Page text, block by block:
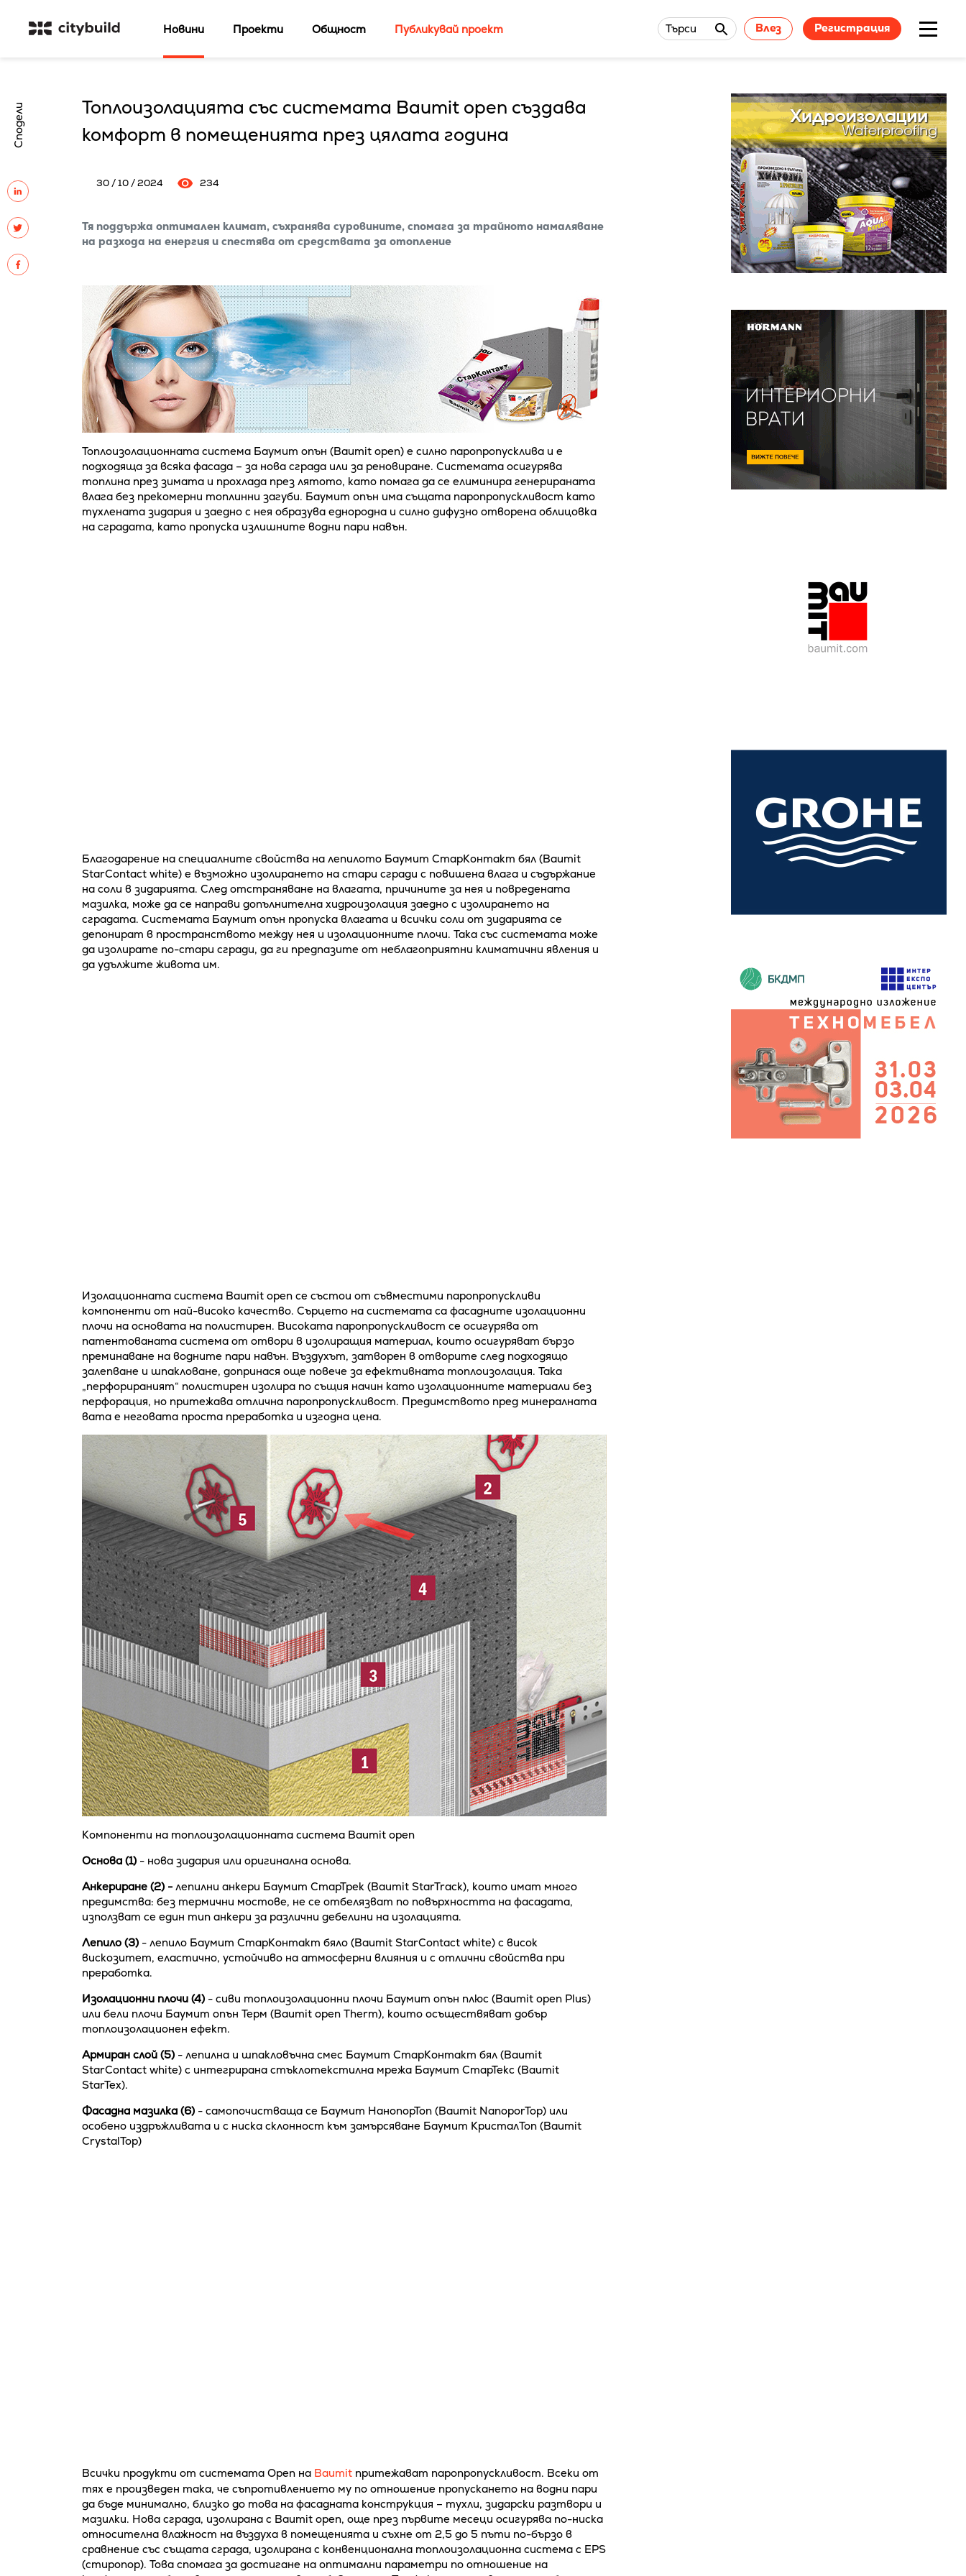
Новини Проекти Общност Публикувай проект Търси Влез Регистрация
Сподели
Топлоизолацията със системата Baumit open създава
комфорт в помещенията през цялата година
30 / 10 / 2024 234
Тя поддържа оптимален климат, съхранява суровините, спомага за трайното намаляване
на разхода на енергия и спестява от средствата за отопление
Топлоизолационната система Баумит опън (Baumit open) е силно паропропусклива и е
подходяща за всяка фасада – за нова сграда или за реновиране. Системата осигурява
топлина през зимата и прохлада през лятото, като помага да се елиминира генерираната
влага без прекомерни топлинни загуби. Баумит опън има същата паропропускливост като
тухлената зидария и заедно с нея образува еднородна и силно дифузно отворена облицовка
на сградата, като пропуска излишните водни пари навън.
Благодарение на специалните свойства на лепилото Баумит СтарКонтакт бял (Baumit
StarContact white) е възможно изолирането на стари сгради с повишена влага и съдържание
на соли в зидарията. След отстраняване на влагата, причините за нея и повредената
мазилка, може да се направи допълнителна хидроизолация заедно с изолирането на
сградата. Системата Баумит опън пропуска влагата и всички соли от зидарията се
депонират в пространството между нея и изолационните плочи. Така със системата може
да изолирате по-стари сгради, да ги предпазите от неблагоприятни климатични явления и
да удължите живота им.
Изолационната система Baumit open се състои от съвместими паропропускливи
компоненти от най-високо качество. Сърцето на системата са фасадните изолационни
плочи на основата на полистирен. Високата паропропускливост се осигурява от
патентованата система от отвори в изолиращия материал, които осигуряват бързо
преминаване на водните пари навън. Въздухът, затворен в отворите след подходящо
залепване и шпакловане, допринася още повече за ефективната топлоизолация. Така
„перфорираният“ полистирен изолира по същия начин като изолационните материали без
перфорация, но притежава отлична паропропускливост. Предимството пред минералната
вата е неговата проста преработка и изгодна цена.
Компоненти на топлоизолационната система Baumit open
Основа (1) - нова зидария или оригинална основа.
Анкериране (2) -лепилни анкери Баумит СтарТрек (Baumit StarTrack), които имат много
предимства: без термични мостове, не се отбелязват по повърхността на фасадата,
използват се един тип анкери за различни дебелини на изолацията.
Лепило (3) - лепило Баумит СтарКонтакт бяло (Baumit StarContact white) с висок
вискозитет, еластично, устойчиво на атмосферни влияния и с отлични свойства при
преработка.
Изолационни плочи (4) - сиви топлоизолационни плочи Баумит опън плюс (Baumit open Plus)
или бели плочи Баумит опън Терм (Baumit open Therm), които осъществяват добър
топлоизолационен ефект.
Армиран слой (5)- лепилна и шпакловъчна смес Баумит СтарКонтакт бял (Baumit
StarContact white) с интегрирана стъклотекстилна мрежа Баумит СтарТекс (Baumit
StarTex).
Фасадна мазилка (6)- самопочистваща се Баумит НанопорТоп (Baumit NanoporTop) или
особено издръжливата и с ниска склонност към замърсяване Баумит КристалТоп (Baumit
CrystalTop)
Всички продукти от системата Open на Baumitпритежават паропропускливост. Всеки от
тях е произведен така, че съпротивлението му по отношение пропускането на водни пари
да бъде минимално, близко до това на фасадната конструкция – тухли, зидарски разтвори и
мазилки. Нова сграда, изолирана с Baumit open, още през първите месеци осигурява по-ниска
относителна влажност на въздуха в помещенията и съхне от 2,5 до 5 пъти по-бързо в
сравнение със същата сграда, изолирана с конвенционална топлоизолационна система с EPS
(стиропор). Това спомага за достигане на оптимални параметри по отношение на